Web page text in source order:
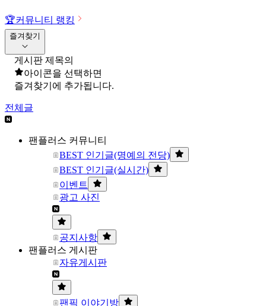
🏆커뮤니티 랭킹
즐겨찾기
게시판 제목의
아이콘을 선택하면
즐겨찾기에 추가됩니다.
전체글
팬플러스 커뮤니티
BEST 인기글(명예의 전당)
BEST 인기글(실시간)
이벤트
광고 사진
공지사항
팬플러스 게시판
자유게시판
팬픽 이야기방